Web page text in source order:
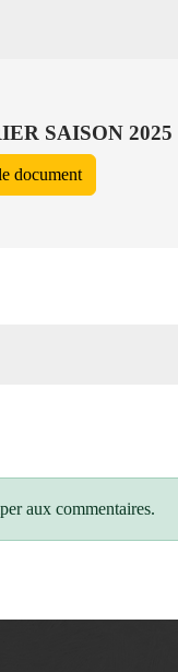
SAISON 2025
document
aux commentaires.